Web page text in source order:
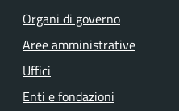
Organi di governo
Aree amministrative
Uffici
Enti e fondazioni